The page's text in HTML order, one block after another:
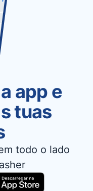
app e
tuas
todo o lado